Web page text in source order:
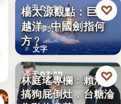
今天 07:50
軍事分析
文字
楊太源觀點：巨浪
越洋─中國劍指何
方﹖
♡
今天 07:40
政治食安
林庭瑤專欄：賴清德
搞狗屁倒灶，台糖淪
♡